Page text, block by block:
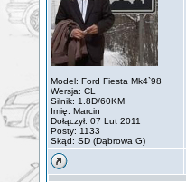
Model: Ford Fiesta Mk4`98
Wersja: CL
Silnik: 1.8D/60KM
Imię: Marcin
Dołączył: 07 Lut 2011
Posty: 1133
Skąd: SD (Dąbrowa G)